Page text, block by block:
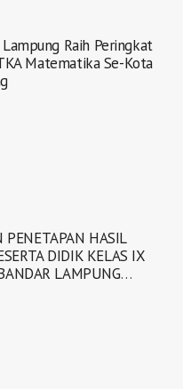
Raih Peringkat
Matematika Se-Kota
PENETAPAN HASIL
DIDIK KELAS IX
LAMPUNG
2025/2026